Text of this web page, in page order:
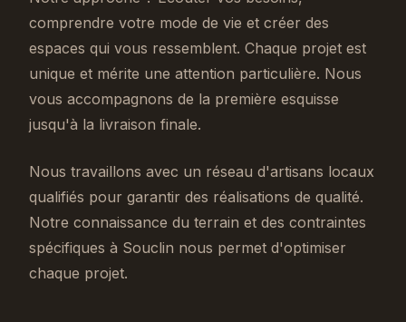
comprendre votre mode de vie et créer des
espaces qui vous ressemblent. Chaque projet est
unique et mérite une attention particulière. Nous
vous accompagnons de la première esquisse
jusqu'à la livraison finale.
Nous travaillons avec un réseau d'artisans locaux
qualifiés pour garantir des réalisations de qualité.
Notre connaissance du terrain et des contraintes
spécifiques à Souclin nous permet d'optimiser
chaque projet.